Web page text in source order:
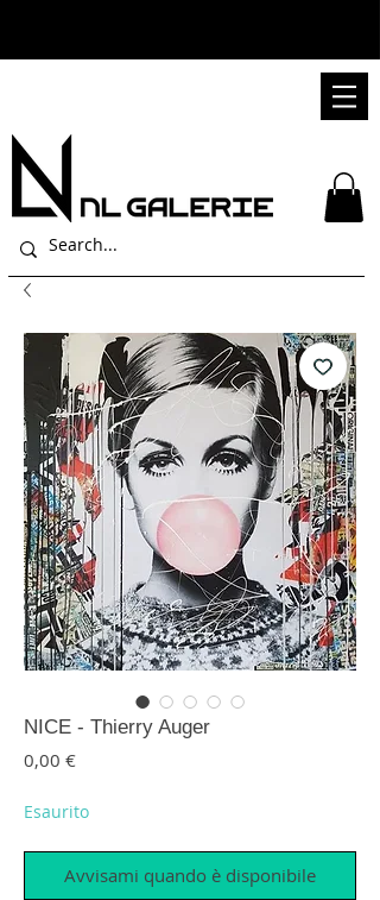
NICE - Thierry Auger
0,00 €Prezzo
Esaurito
Avvisami quando è disponibile